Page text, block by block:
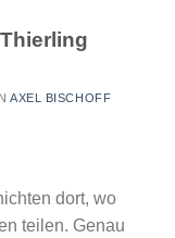
AXEL BISCHOFF
dort, wo
teilen. Genau